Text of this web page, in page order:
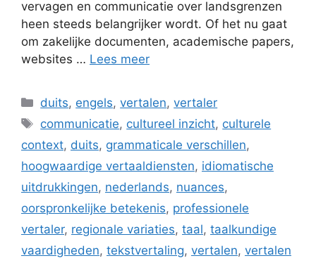
vervagen en communicatie over landsgrenzen
heen steeds belangrijker wordt. Of het nu gaat
om zakelijke documenten, academische papers,
websites … Lees meer
Categorieën
duits, engels,vertalen,vertaler
Tags
communicatie, cultureel inzicht, culturele
context, duits, grammaticale verschillen,
hoogwaardige vertaaldiensten, idiomatische
uitdrukkingen, nederlands, nuances,
oorspronkelijke betekenis, professionele
vertaler, regionale variaties, taal, taalkundige
vaardigheden, tekstvertaling, vertalen, vertalen